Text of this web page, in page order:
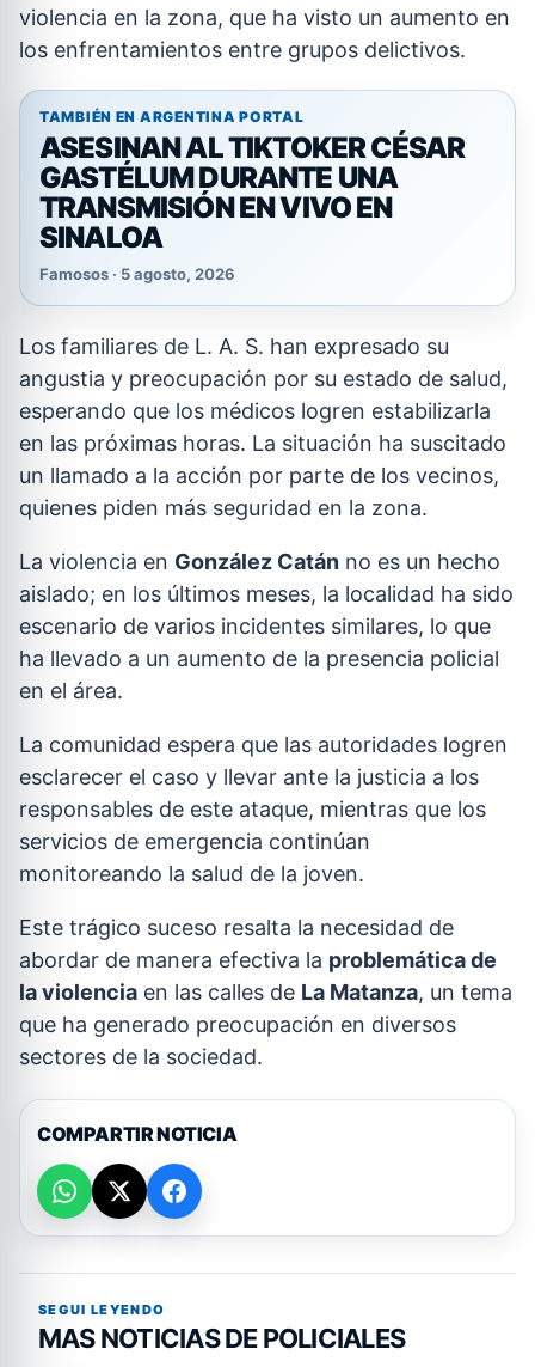
violencia en la zona, que ha visto un aumento en
los enfrentamientos entre grupos delictivos.
TAMBIÉN EN ARGENTINA PORTAL
ASESINAN AL TIKTOKER CÉSAR
GASTÉLUM DURANTE UNA
TRANSMISIÓN EN VIVO EN
SINALOA
Famosos · 5 agosto, 2026
Los familiares de L. A. S. han expresado su
angustia y preocupación por su estado de salud,
esperando que los médicos logren estabilizarla
en las próximas horas. La situación ha suscitado
un llamado a la acción por parte de los vecinos,
quienes piden más seguridad en la zona.
La violencia en González Catán no es un hecho
aislado; en los últimos meses, la localidad ha sido
escenario de varios incidentes similares, lo que
ha llevado a un aumento de la presencia policial
en el área.
La comunidad espera que las autoridades logren
esclarecer el caso y llevar ante la justicia a los
responsables de este ataque, mientras que los
servicios de emergencia continúan
monitoreando la salud de la joven.
Este trágico suceso resalta la necesidad de
abordar de manera efectiva la problemática de
la violencia en las calles de La Matanza, un tema
que ha generado preocupación en diversos
sectores de la sociedad.
COMPARTIR NOTICIA
SEGUI LEYENDO
MAS NOTICIAS DE POLICIALES